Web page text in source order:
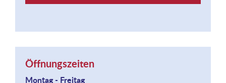
Öffnungszeiten
Montag - Freitag